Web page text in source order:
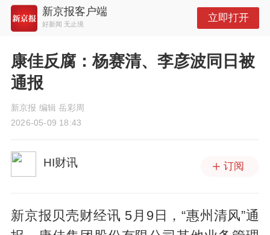
新京报客户端
好新闻 无止境
立即打开
康佳反腐：杨赛清、李彦波同日被
通报
新京报 编辑 岳彩周
2026-05-09 18:43
HI财讯 订阅
新京报贝壳财经讯 5月9日，“惠州清风”通